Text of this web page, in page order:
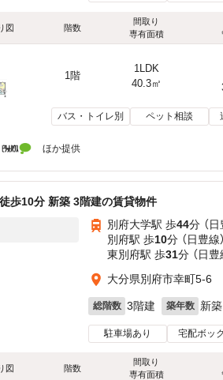
図 階数
間取り
専有面積
1階
1LDK
40.3㎡
バス・トイレ別 ペット相談
ほか提供
歩10分 新築 3階建の賃貸物件
別府大学駅 歩44分 （日
別府駅 歩10分 （日豊線）
東別府駅 歩31分 （日豊
大分県別府市幸町5-6
総階数 3階建 築年数 新築
駐車場あり 宅配ボッ
図 階数
間取り
専有面積